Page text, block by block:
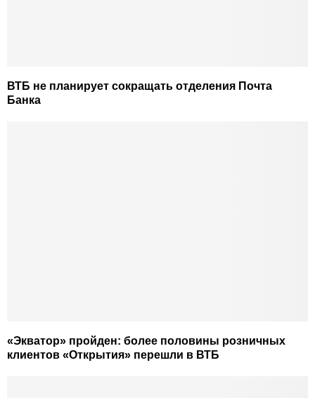
ВТБ не планирует сокращать отделения Почта
Банка
«Экватор» пройден: более половины розничных
клиентов «Открытия» перешли в ВТБ